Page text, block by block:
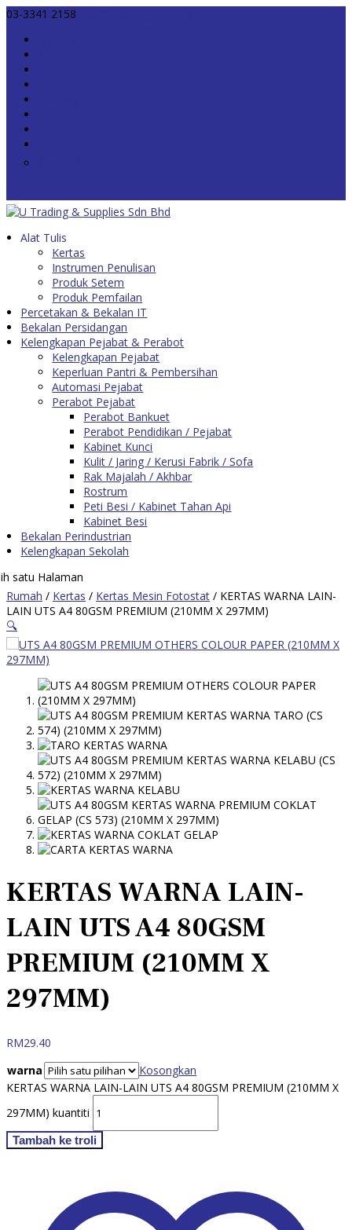
03-3341 2158
Alat Tulis
Kertas
Instrumen Penulisan
Produk Setem
Produk Pemfailan
Percetakan & Bekalan IT
Bekalan Persidangan
Kelengkapan Pejabat & Perabot
Kelengkapan Pejabat
Keperluan Pantri & Pembersihan
Automasi Pejabat
Perabot Pejabat
Perabot Bankuet
Perabot Pendidikan / Pejabat
Kabinet Kunci
Kulit / Jaring / Kerusi Fabrik / Sofa
Rak Majalah / Akhbar
Rostrum
Peti Besi / Kabinet Tahan Api
Kabinet Besi
Bekalan Perindustrian
Kelengkapan Sekolah
satu Halaman
Rumah / Kertas / Kertas Mesin Fotostat / KERTAS WARNA LAIN-
LAIN UTS A4 80GSM PREMIUM (210MM X 297MM)
🔍
KERTAS WARNA LAIN-
LAIN UTS A4 80GSM
PREMIUM (210MM X
297MM)
RM29.40
warna
Kosongkan
KERTAS WARNA LAIN-LAIN UTS A4 80GSM PREMIUM (210MM X
297MM) kuantiti
Tambah ke troli